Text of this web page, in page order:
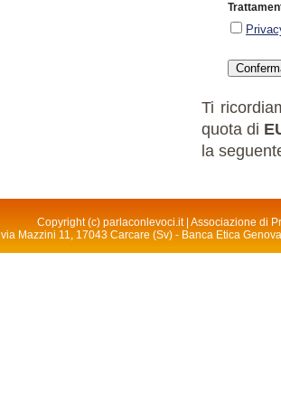
Ti
quota di
la
Copyright (c) parlaconlevoci.it | Associazione di
via Mazzini 11, 17043 Carcare (Sv) - Banca Etica